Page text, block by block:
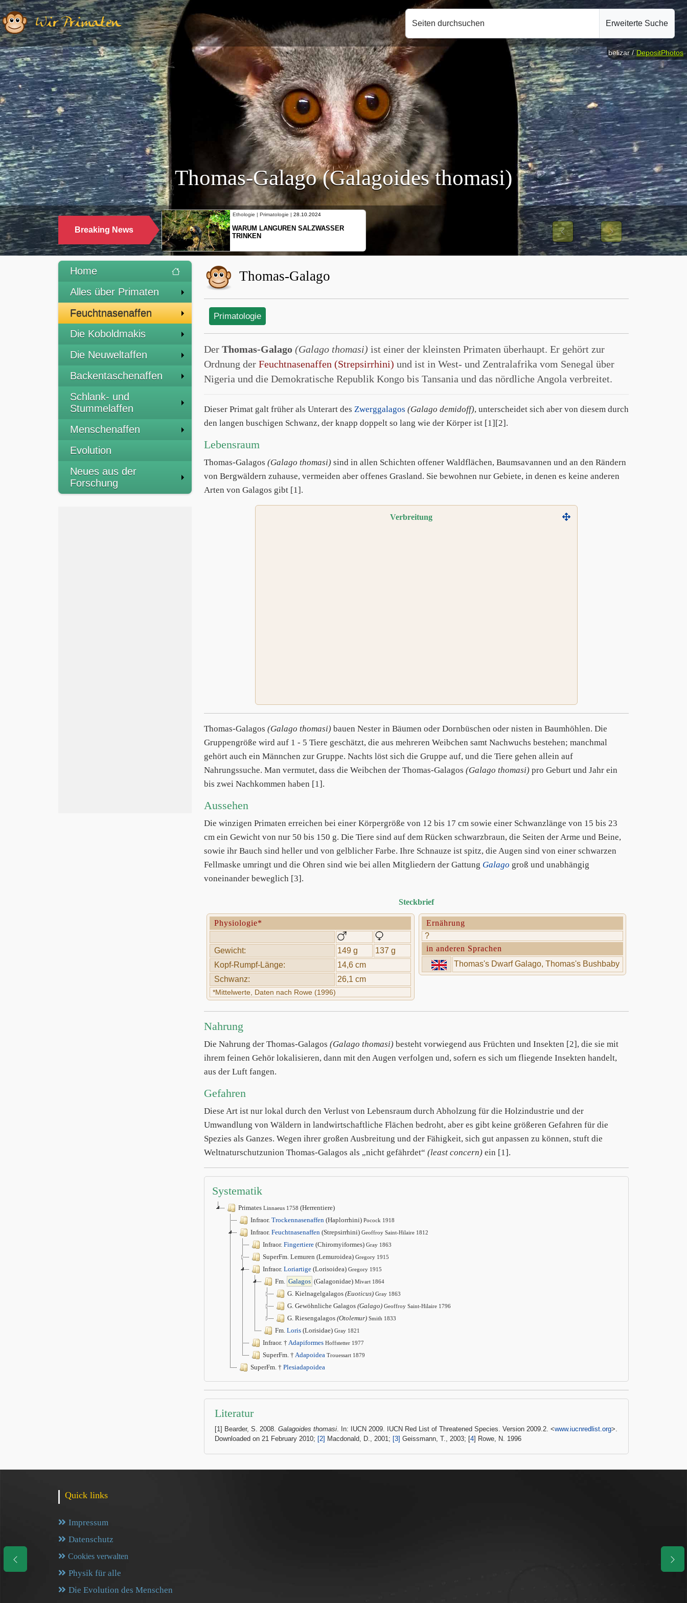
Wir Primaten Seiten durchsuchen Erweiterte Suche
Thomas-Galago (Galagoides thomasi)
Breaking News
Ethologie | Primatologie |10.10.2024
NEUES VON WEIBLICHEN
SCHOPFGIBBONS UND IHRER
Ethologie | Primatologie |28.10.2024
WARUM LANGUREN SALZWASSER
TRINKEN
Previous Next
belizar / DepositPhotos
Home
Alles über Primaten
Feuchtnasenaffen
Die Koboldmakis
Die Neuweltaffen
Backentaschenaffen
Schlank- und
Stummelaffen
Menschenaffen
Evolution
Neues aus der
Forschung
Thomas-Galago
Primatologie
Der Thomas-Galago (Galago thomasi) ist einer der kleinsten Primaten überhaupt. Er gehört zur
Ordnung der Feuchtnasenaffen (Strepsirrhini) und ist in West- und Zentralafrika vom Senegal über
Nigeria und die Demokratische Republik Kongo bis Tansania und das nördliche Angola verbreitet.
Dieser Primat galt früher als Unterart des Zwerggalagos (Galago demidoff), unterscheidet sich aber von diesem durch
den langen buschigen Schwanz, der knapp doppelt so lang wie der Körper ist [1][2].
Lebensraum
Thomas-Galagos (Galago thomasi) sind in allen Schichten offener Waldflächen, Baumsavannen und an den Rändern
von Bergwäldern zuhause, vermeiden aber offenes Grasland. Sie bewohnen nur Gebiete, in denen es keine anderen
Arten von Galagos gibt [1].
Verbreitung
Thomas-Galagos (Galago thomasi) bauen Nester in Bäumen oder Dornbüschen oder nisten in Baumhöhlen. Die
Gruppengröße wird auf 1 - 5 Tiere geschätzt, die aus mehreren Weibchen samt Nachwuchs bestehen; manchmal
gehört auch ein Männchen zur Gruppe. Nachts löst sich die Gruppe auf, und die Tiere gehen allein auf
Nahrungssuche. Man vermutet, dass die Weibchen der Thomas-Galagos (Galago thomasi) pro Geburt und Jahr ein
bis zwei Nachkommen haben [1].
Aussehen
Die winzigen Primaten erreichen bei einer Körpergröße von 12 bis 17 cm sowie einer Schwanzlänge von 15 bis 23
cm ein Gewicht von nur 50 bis 150 g. Die Tiere sind auf dem Rücken schwarzbraun, die Seiten der Arme und Beine,
sowie ihr Bauch sind heller und von gelblicher Farbe. Ihre Schnauze ist spitz, die Augen sind von einer schwarzen
Fellmaske umringt und die Ohren sind wie bei allen Mitgliedern der Gattung Galago groß und unabhängig
voneinander beweglich [3].
Steckbrief
Physiologie*
Gewicht: 149 g
137 g
Kopf-Rumpf-Länge:
14,6 cm
Schwanz:
26,1 cm
*Mittelwerte, Daten nach Rowe (1996)
Ernährung
?
in anderen Sprachen
Thomas's Dwarf Galago, Thomas's Bushbaby
Nahrung
Die Nahrung der Thomas-Galagos (Galago thomasi) besteht vorwiegend aus Früchten und Insekten [2], die sie mit
ihrem feinen Gehör lokalisieren, dann mit den Augen verfolgen und, sofern es sich um fliegende Insekten handelt,
aus der Luft fangen.
Gefahren
Diese Art ist nur lokal durch den Verlust von Lebensraum durch Abholzung für die Holzindustrie und der
Umwandlung von Wäldern in landwirtschaftliche Flächen bedroht, aber es gibt keine größeren Gefahren für die
Spezies als Ganzes. Wegen ihrer großen Ausbreitung und der Fähigkeit, sich gut anpassen zu können, stuft die
Weltnaturschutzunion Thomas-Galagos als „nicht gefährdet“ (least concern) ein [1].
Systematik
Primates Linnaeus 1758 (Herrentiere)
Infraor. Trockennasenaffen (Haplorrhini) Pocock 1918
Infraor. Feuchtnasenaffen (Strepsirrhini) Geoffroy Saint-Hilaire 1812
Infraor. Fingertiere (Chiromyiformes) Gray 1863
SuperFm. Lemuren (Lemuroidea) Gregory 1915
Infraor. Loriartige (Lorisoidea) Gregory 1915
Fm. Galagos (Galagonidae) Mivart 1864
G. Kielnagelgalagos (Euoticus) Gray 1863
G. Gewöhnliche Galagos (Galago) Geoffroy Saint-Hilaire 1796
G. Riesengalagos (Otolemur) Smith 1833
Fm. Loris (Lorisidae) Gray 1821
Infraor. † Adapiformes Hoffstetter 1977
SuperFm. † Adapoidea Trouessart 1879
SuperFm. † Plesiadapoidea
Literatur
[1] Bearder, S. 2008. Galagoides thomasi. In: IUCN 2009. IUCN Red List of Threatened Species. Version 2009.2. <www.iucnredlist.org>.
Downloaded on 21 February 2010; [2] Macdonald, D., 2001; [3] Geissmann, T., 2003; [4] Rowe, N. 1996
Quick links
Impressum
Datenschutz
Cookies verwalten
Physik für alle
Die Evolution des Menschen